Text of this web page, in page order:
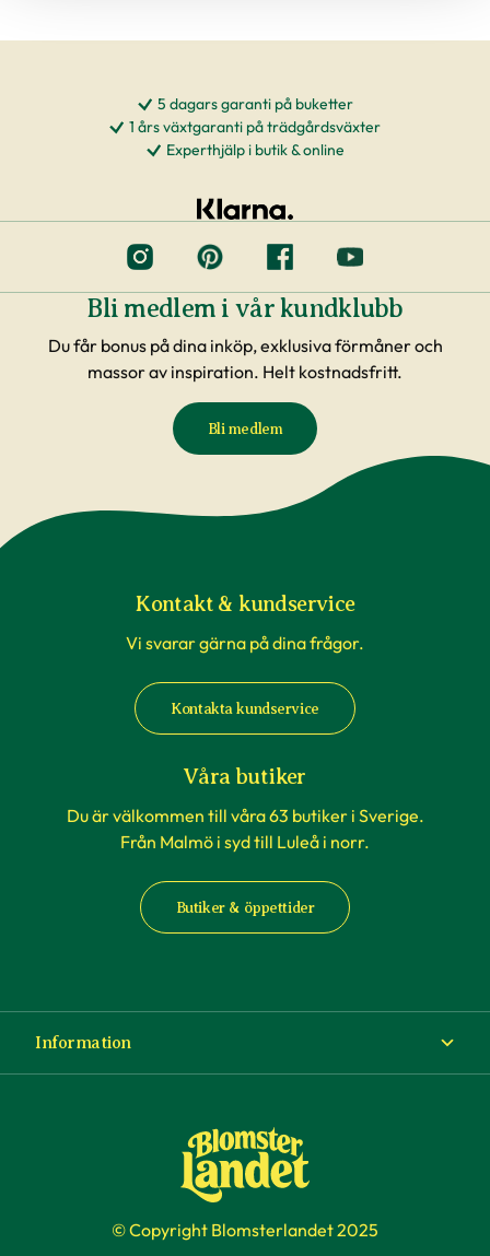
5 dagars garanti på buketter
1 års växtgaranti på trädgårdsväxter
Experthjälp i butik & online
Bli medlem i vår kundklubb
Du får bonus på dina inköp, exklusiva förmåner och
massor av inspiration. Helt kostnadsfritt.
Bli medlem
Kontakt & kundservice
Vi svarar gärna på dina frågor.
Kontakta kundservice
Våra butiker
Du är välkommen till våra 63 butiker i Sverige.
Från Malmö i syd till Luleå i norr.
Butiker & öppettider
Information
Köp- och leveransvillkor
© Copyright Blomsterlandet 2025